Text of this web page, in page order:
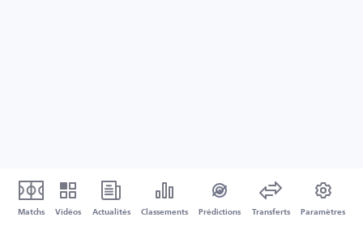
Matchs Vidéos Actualités Classements Prédictions Transferts Paramètres